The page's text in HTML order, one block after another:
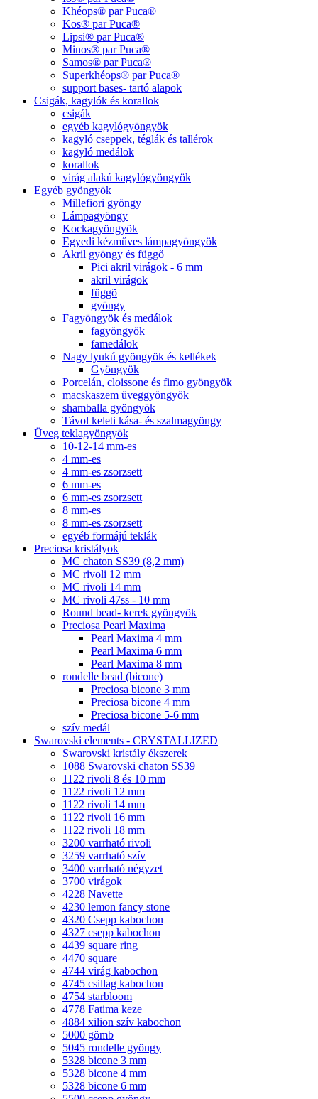
Khéops® par Puca®
Kos® par Puca®
Lipsi® par Puca®
Minos® par Puca®
Samos® par Puca®
Superkhéops® par Puca®
support bases- tartó alapok
Csigák, kagylók és korallok
csigák
egyéb kagylógyöngyök
kagyló cseppek, téglák és tallérok
kagyló medálok
korallok
virág alakú kagylógyöngyök
Egyéb gyöngyök
Millefiori gyöngy
Lámpagyöngy
Kockagyöngyök
Egyedi kézműves lámpagyöngyök
Akril gyöngy és függő
Pici akril virágok - 6 mm
akril virágok
függõ
gyöngy
Fagyöngyök és medálok
fagyöngyök
famedálok
Nagy lyukú gyöngyök és kellékek
Gyöngyök
Porcelán, cloissone és fimo gyöngyök
macskaszem üveggyöngyök
shamballa gyöngyök
Távol keleti kása- és szalmagyöngy
Üveg teklagyöngyök
10-12-14 mm-es
4 mm-es
4 mm-es zsorzsett
6 mm-es
6 mm-es zsorzsett
8 mm-es
8 mm-es zsorzsett
egyéb formájú teklák
Preciosa kristályok
MC chaton SS39 (8,2 mm)
MC rivoli 12 mm
MC rivoli 14 mm
MC rivoli 47ss - 10 mm
Round bead- kerek gyöngyök
Preciosa Pearl Maxima
Pearl Maxima 4 mm
Pearl Maxima 6 mm
Pearl Maxima 8 mm
rondelle bead (bicone)
Preciosa bicone 3 mm
Preciosa bicone 4 mm
Preciosa bicone 5-6 mm
szív medál
Swarovski elements - CRYSTALLIZED
Swarovski kristály ékszerek
1088 Swarovski chaton SS39
1122 rivoli 8 és 10 mm
1122 rivoli 12 mm
1122 rivoli 14 mm
1122 rivoli 16 mm
1122 rivoli 18 mm
3200 varrható rivoli
3259 varrható szív
3400 varrható négyzet
3700 virágok
4228 Navette
4230 lemon fancy stone
4320 Csepp kabochon
4327 csepp kabochon
4439 square ring
4470 square
4744 virág kabochon
4745 csillag kabochon
4754 starbloom
4778 Fatima keze
4884 xilion szív kabochon
5000 gömb
5045 rondelle gyöngy
5328 bicone 3 mm
5328 bicone 4 mm
5328 bicone 6 mm